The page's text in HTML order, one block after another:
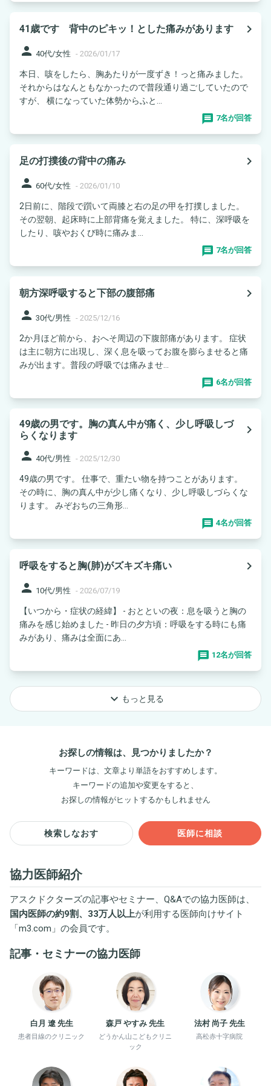
41歳です 背中のピキッ！とした痛みがあります
navigate_next
person 40代/女性 - 2026/01/17
本日、咳をしたら、胸あたりが一度ずき！っと痛みました。
それからはなんともなかったので普段通り過ごしていたので
すが、 横になっていた体勢からふと...
7名が回答
足の打撲後の背中の痛み
navigate_next
person 60代/女性 - 2026/01/10
2日前に、階段で躓いて両膝と右の足の甲を打撲しました。
その翌朝、起床時に上部背痛を覚えました。 特に、深呼吸を
したり、咳やおくび時に痛みま...
7名が回答
朝方深呼吸すると下部の腹部痛
navigate_next
person 30代/男性 - 2025/12/16
2か月ほど前から、おへそ周辺の下腹部痛があります。 症状
は主に朝方に出現し、深く息を吸ってお腹を膨らませると痛
みが出ます。普段の呼吸では痛みませ...
6名が回答
49歳の男です。胸の真ん中が痛く、少し呼吸しづ
らくなります
navigate_next
person 40代/男性 - 2025/12/30
49歳の男です。 仕事で、重たい物を持つことがあります。
その時に、胸の真ん中が少し痛くなり、少し呼吸しづらくな
ります。 みぞおちの三角形...
4名が回答
呼吸をすると胸(肺)がズキズキ痛い
navigate_next
person 10代/男性 - 2026/07/19
【いつから・症状の経緯】 - おとといの夜：息を吸うと胸の
痛みを感じ始めました - 昨日の夕方頃：呼吸をする時にも痛
みがあり、痛みは全面にあ...
12名が回答
keyboard_arrow_down もっと見る
お探しの情報は、見つかりましたか？
キーワードは、文章より単語をおすすめします。
キーワードの追加や変更をすると、
お探しの情報がヒットするかもしれません
検索しなおす 医師に相談
協力医師紹介
アスクドクターズの記事やセミナー、Q&Aでの協力医師は、
国内医師の約9割、33万人以上が利用する医師向けサイト
「m3.com 」の会員です。
記事・セミナーの協力医師
白月 遼 先生
患者目線のクリニック
森戸 やすみ 先生
どうかん山こどもクリニ
ック
法村 尚子 先生
高松赤十字病院